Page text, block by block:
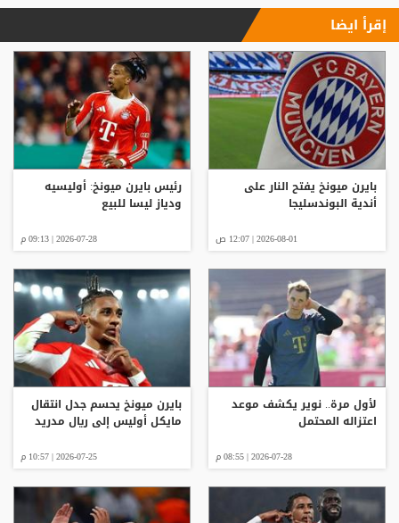
إقرأ ايضا
بايرن ميونخ يفتح النار على
أندية البوندسليجا
2026-08-01 | 12:07 ص
رئيس بايرن ميونخ: أوليسيه
ودياز ليسا للبيع
2026-07-28 | 09:13 م
لأول مرة.. نوير يكشف موعد
اعتزاله المحتمل
2026-07-28 | 08:55 م
بايرن ميونخ يحسم جدل انتقال
مايكل أوليس إلى ريال مدريد
2026-07-25 | 10:57 م